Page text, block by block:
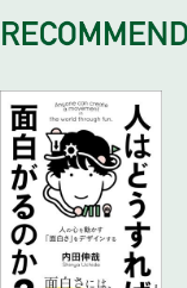
Q: 不妊の治療って何
Q: 男性の検査って何
Q: 検査は一度にできる
Q: 女性側の不妊の原
Q: 男性側の不妊の
Q: 不妊治療って、
われるの?
Q: 病院では、どう
Q: タイミング法で
夫?